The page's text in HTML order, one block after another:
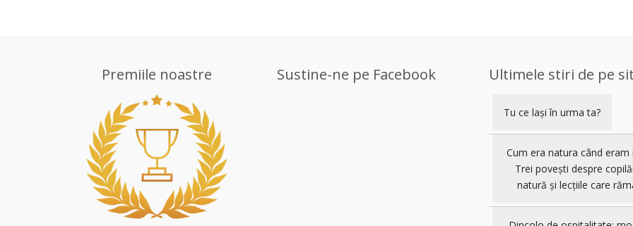
Premiile noastre Sustine-ne pe Facebook Ultimele stiri de pe
Tu ce lași în urma ta?
Cum era natura când eram
Trei povești despre
natură și lecțiile care